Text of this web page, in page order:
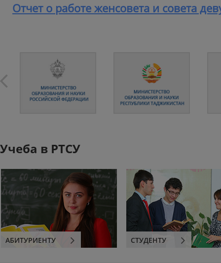
Отчет о работе женсовета и совета
Учеба в РТСУ
АБИТУРИЕНТУ СТУДЕНТУ